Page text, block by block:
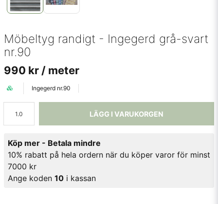
Möbeltyg randigt - Ingegerd grå-svart
nr.90
990 kr / meter
Ingegerd nr.90
LÄGG I VARUKORGEN
Köp mer - Betala mindre
10% rabatt på hela ordern när du köper varor för minst
7000 kr
Ange koden 10 i kassan